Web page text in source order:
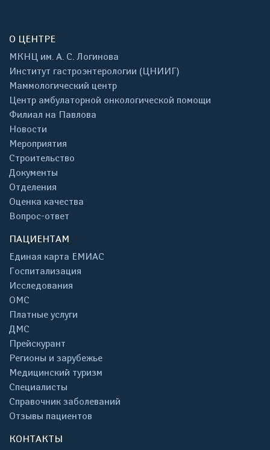
О ЦЕНТРЕ
МКНЦ им. А. С. Логинова
Институт гастроэнтерологии (ЦНИИГ)
Маммологический центр
Центр амбулаторной онкологической помощи
Филиал на Павлова
Новости
Мероприятия
Строительство
Документы
Отделения
Оценка качества
Вопрос-ответ
ПАЦИЕНТАМ
Единая карта ЕМИАС
Госпитализация
Исследования
ОМС
Платные услуги
ДМС
Прейскурант
Регионы и зарубежье
Медицинский туризм
Специалисты
Справочник заболеваний
Отзывы пациентов
КОНТАКТЫ